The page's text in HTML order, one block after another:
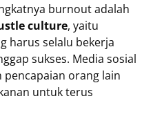
burnout adalah
culture, yaitu
harus selalu bekerja
sukses. Media sosial
orang lain
untuk terus